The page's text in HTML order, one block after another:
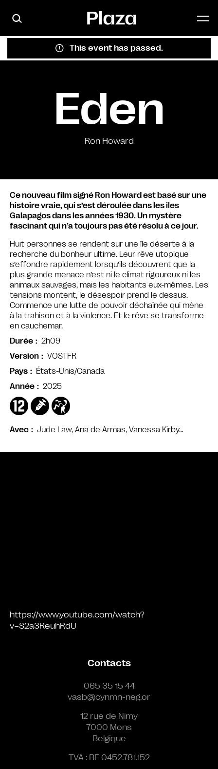
This event has passed.
Eden
Ron Howard
Avec Jude Law, Ana de Armas, Vanessa Kirby…
Ce nouveau film signé Ron Howard est basé sur une
histoire vraie, qui s’est déroulée dans les îles
Galapagos dans les années 1930. Un mystère
fascinant qui n’a toujours pas été résolu à ce jour.
Huit personnes se rendent sur une île déserte à la
recherche du bonheur ultime. Leur rêve utopique
s’effondre rapidement lorsqu’ils découvrent que la
plus grande menace n’est ni le climat rigoureux ni les
animaux sauvages, mais les habitants eux-mêmes. Les
tensions montent, le désespoir prend le dessus.
Commence une lutte de pouvoir déchaînée qui mène
à la trahison et à la violence. Et le rêve se transforme
en cauchemar.
Durée
2h09
Version
VOSTFR
Pays
États-Unis/Canada
Année
2025
https://www.youtube.com/watch?
v=S2a3ReuhRdU
Contacts
065 35 15 44
vasb@cynmn-neg.or
12 rue de Nimy
7000 Mons
Belgique
TVA : BE 0452.781.152